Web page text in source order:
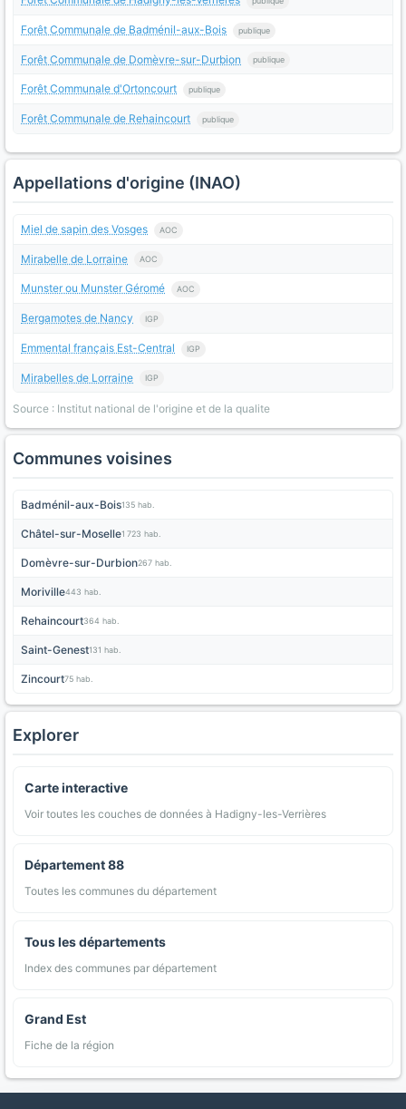
Forêt Communale de Badménil-aux-Bois publique
Forêt Communale de Domèvre-sur-Durbion publique
Forêt Communale d'Ortoncourt publique
Forêt Communale de Rehaincourt publique
Appellations d'origine (INAO)
Miel de sapin des Vosges AOC
Mirabelle de Lorraine AOC
Munster ou Munster Géromé AOC
Bergamotes de Nancy IGP
Emmental français Est-Central IGP
Mirabelles de Lorraine IGP
Source : Institut national de l'origine et de la qualite
Communes voisines
Badménil-aux-Bois135 hab.
Châtel-sur-Moselle1 723 hab.
Domèvre-sur-Durbion267 hab.
Moriville443 hab.
Rehaincourt364 hab.
Saint-Genest131 hab.
Zincourt75 hab.
Explorer
Carte interactive
Voir toutes les couches de données à Hadigny-les-Verrières
Département 88
Toutes les communes du département
Tous les départements
Index des communes par département
Grand Est
Fiche de la région